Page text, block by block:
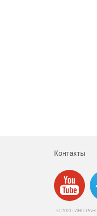
Контакты
© 2026 ИНП РАН